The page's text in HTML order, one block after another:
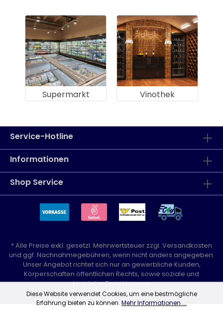
Supermarkt Vinothek
Service-Hotline
Informationen
Shop Service
* Alle Preise exkl. gesetzl. Mehrwertsteuer zzgl. Versandkosten
und ggf. Nachnahmegebühren, wenn nicht anders angegeben.
Unser Angebot richtet sich nur an gewerbliche Kunden,
Körperschaften öffentlichen Rechts, sowie soziale und
kirchliche Einrichtungen.
Diese Website verwendet Cookies, um eine bestmögliche
Erfahrung bieten zu können. Mehr Informationen ...